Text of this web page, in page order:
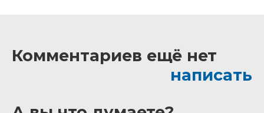
Комментариев ещё нет
написать